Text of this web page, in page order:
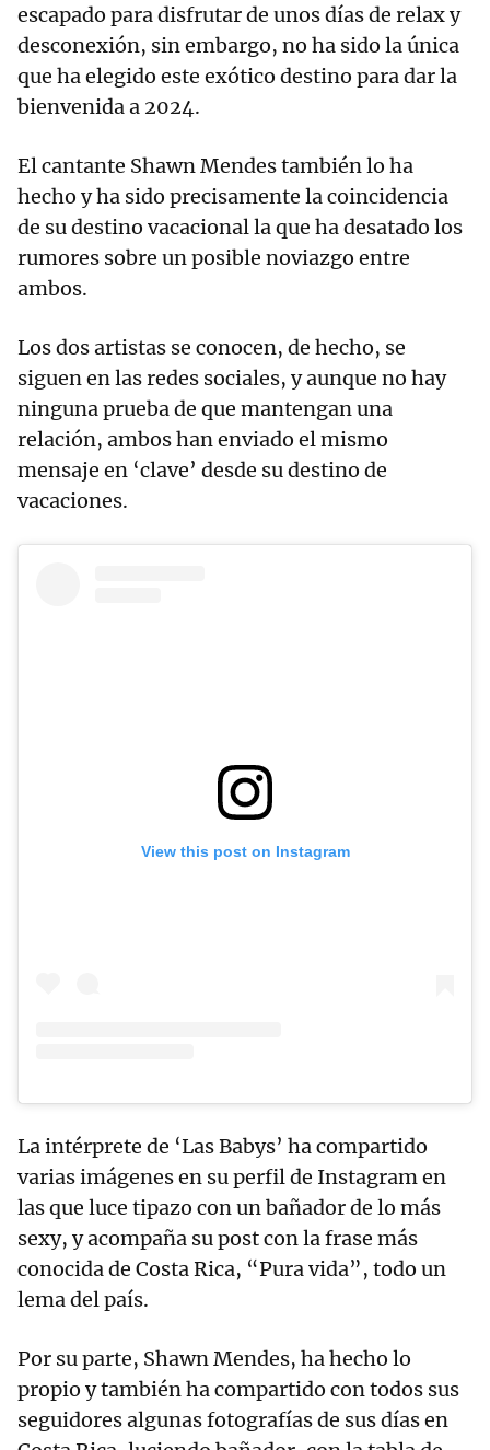
escapado para disfrutar de unos días de relax y
desconexión, sin embargo, no ha sido la única
que ha elegido este exótico destino para dar la
bienvenida a 2024.
El cantante Shawn Mendes también lo ha
hecho y ha sido precisamente la coincidencia
de su destino vacacional la que ha desatado los
rumores sobre un posible noviazgo entre
ambos.
Los dos artistas se conocen, de hecho, se
siguen en las redes sociales, y aunque no hay
ninguna prueba de que mantengan una
relación, ambos han enviado el mismo
mensaje en ‘clave’ desde su destino de
vacaciones.
View this post on Instagram
La intérprete de ‘Las Babys’ ha compartido
varias imágenes en su perfil de Instagram en
las que luce tipazo con un bañador de lo más
sexy, y acompaña su post con la frase más
conocida de Costa Rica, “Pura vida”, todo un
lema del país.
Por su parte, Shawn Mendes, ha hecho lo
propio y también ha compartido con todos sus
seguidores algunas fotografías de sus días en